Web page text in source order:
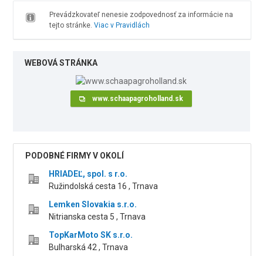
Prevádzkovateľ nenesie zodpovednosť za informácie na
tejto stránke. Viac v Pravidlách
WEBOVÁ STRÁNKA
www.schaapagroholland.sk
PODOBNÉ FIRMY V OKOLÍ
HRIADEĽ, spol. s r.o.
Ružindolská cesta 16 , Trnava
Lemken Slovakia s.r.o.
Nitrianska cesta 5 , Trnava
TopKarMoto SK s.r.o.
Bulharská 42 , Trnava